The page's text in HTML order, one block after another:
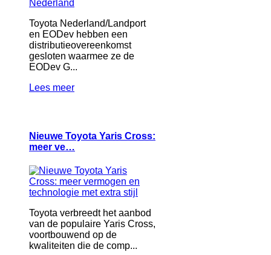
Toyota Nederland/Landport
en EODev hebben een
distributieovereenkomst
gesloten waarmee ze de
EODev G...
Lees meer
Nieuwe Toyota Yaris Cross:
meer ve…
Toyota verbreedt het aanbod
van de populaire Yaris Cross,
voortbouwend op de
kwaliteiten die de comp...